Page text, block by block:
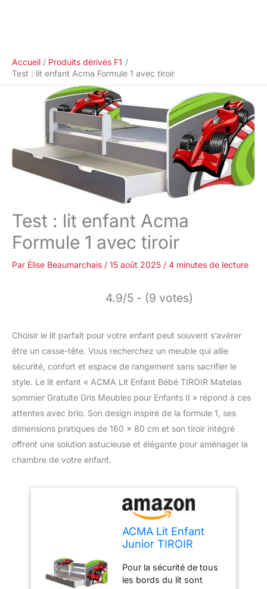
Accueil
Produits dérivés F1
Test : lit enfant Acma Formule 1 avec tiroir
Test : lit enfant Acma
Formule 1 avec tiroir
Par Élise Beaumarchais / 15 août 2025 / 4 minutes de lecture
4.9/5 - (9 votes)
Choisir le lit parfait pour votre enfant peut souvent s’avérer
être un casse-tête. Vous recherchez un meuble qui allie
sécurité, confort et espace de rangement sans sacrifier le
style. Le lit enfant « ACMA Lit Enfant Bébé TIROIR Matelas
sommier Gratuite Gris Meubles pour Enfants II » répond à ces
attentes avec brio. Son design inspiré de la formule 1, ses
dimensions pratiques de 160 x 80 cm et son tiroir intégré
offrent une solution astucieuse et élégante pour aménager la
chambre de votre enfant.
ACMA Lit Enfant
Junior TIROIR
Gratuite Gris
Meubles pour
Pour la sécurité de tous
les bords du lit sont